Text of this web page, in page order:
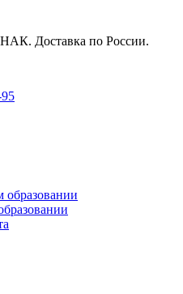
Доставка по России.